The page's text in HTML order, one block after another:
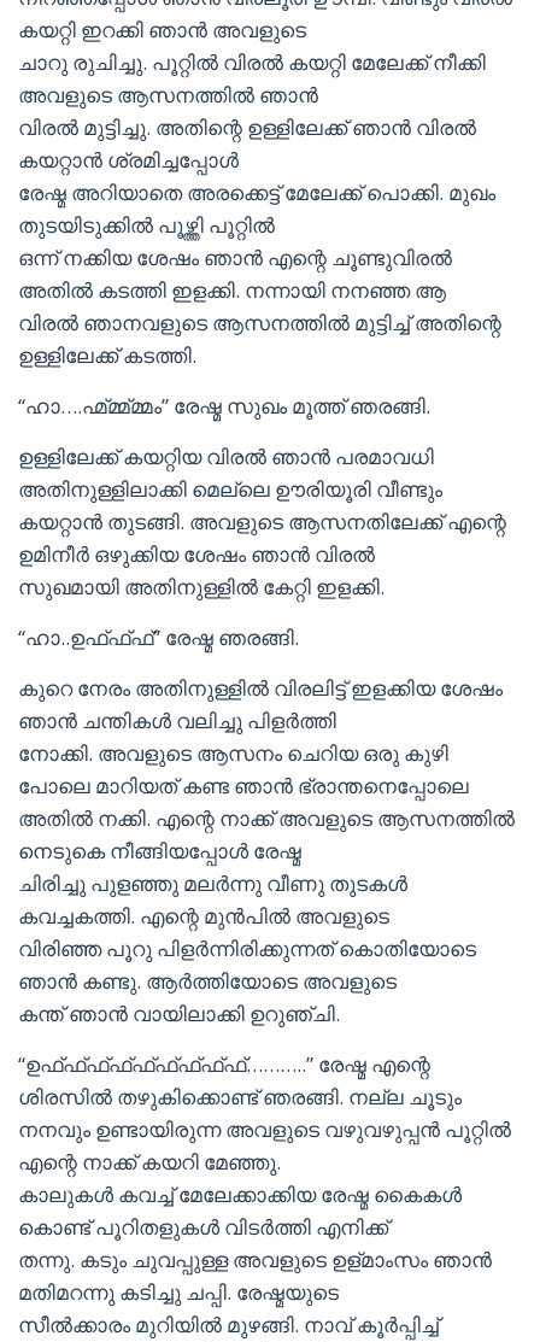
കയറ്റി ഇറക്കി ഞാന്‍ അവളുടെ
ചാറു രുചിച്ചു. പൂറ്റില്‍ വിരല്‍ കയറ്റി മേലേക്ക് നീക്കി
അവളുടെ ആസനത്തില്‍ ഞാന്‍
വിരല്‍ മുട്ടിച്ചു. അതിന്റെ ഉള്ളിലേക്ക് ഞാന്‍ വിരല്‍
കയറ്റാന്‍ ശ്രമിച്ചപ്പോള്‍
രേഷ്മ അറിയാതെ അരക്കെട്ട് മേലേക്ക് പൊക്കി. മുഖം
തുടയിടുക്കില്‍ പൂഴ്ത്തി പൂറ്റില്‍
ഒന്ന് നക്കിയ ശേഷം ഞാന്‍ എന്റെ ചൂണ്ടുവിരല്‍
അതില്‍ കടത്തി ഇളക്കി. നന്നായി നനഞ്ഞ ആ
വിരല്‍ ഞാനവളുടെ ആസനത്തില്‍ മുട്ടിച്ച് അതിന്റെ
ഉള്ളിലേക്ക് കടത്തി.
“ഹാ….ഹ്മ്മ്മ്മ്മം” രേഷ്മ സുഖം മൂത്ത് ഞരങ്ങി.
ഉള്ളിലേക്ക് കയറ്റിയ വിരല്‍ ഞാന്‍ പരമാവധി
അതിനുള്ളിലാക്കി മെല്ലെ ഊരിയൂരി വീണ്ടും
കയറ്റാന്‍ തുടങ്ങി. അവളുടെ ആസനതിലേക്ക് എന്റെ
ഉമിനീര്‍ ഒഴുക്കിയ ശേഷം ഞാന്‍ വിരല്‍
സുഖമായി അതിനുള്ളില്‍ കേറ്റി ഇളക്കി.
“ഹാ..ഉഫ്ഫ്ഫ്” രേഷ്മ ഞരങ്ങി.
കുറെ നേരം അതിനുള്ളില്‍ വിരലിട്ട് ഇളക്കിയ ശേഷം
ഞാന്‍ ചന്തികള്‍ വലിച്ചു പിളര്‍ത്തി
നോക്കി. അവളുടെ ആസനം ചെറിയ ഒരു കുഴി
പോലെ മാറിയത് കണ്ട ഞാന്‍ ഭ്രാന്തനെപ്പോലെ
അതില്‍ നക്കി. എന്റെ നാക്ക് അവളുടെ ആസനത്തില്‍
നെടുകെ നീങ്ങിയപ്പോള്‍ രേഷ്മ
ചിരിച്ചു പുളഞ്ഞു മലര്‍ന്നു വീണു തുടകള്‍
കവച്ചകത്തി. എന്റെ മുന്‍പില്‍ അവളുടെ
വിരിഞ്ഞ പൂറു പിളര്‍ന്നിരിക്കുന്നത് കൊതിയോടെ
ഞാന്‍ കണ്ടു. ആര്‍ത്തിയോടെ അവളുടെ
കന്ത് ഞാന്‍ വായിലാക്കി ഉറുഞ്ചി.
“ഉഫ്ഫ്ഫ്ഫ്ഫ്ഫ്ഫ്ഫ്ഫ്………..” രേഷ്മ എന്റെ
ശിരസില്‍ തഴുകിക്കൊണ്ട് ഞരങ്ങി. നല്ല ചൂടും
നനവും ഉണ്ടായിരുന്ന അവളുടെ വഴുവഴുപ്പന്‍ പൂറ്റില്‍
എന്റെ നാക്ക് കയറി മേഞ്ഞു.
കാലുകള്‍ കവച്ച് മേലേക്കാക്കിയ രേഷ്മ കൈകള്‍
കൊണ്ട് പൂറിതളുകള്‍ വിടര്‍ത്തി എനിക്ക്
തന്നു. കടും ചുവപ്പുള്ള അവളുടെ ഉള്മാംസം ഞാന്‍
മതിമറന്നു കടിച്ചു ചപ്പി. രേഷ്മയുടെ
സീല്‍ക്കാരം മുറിയില്‍ മുഴങ്ങി. നാവ് കൂര്‍പ്പിച്ച്